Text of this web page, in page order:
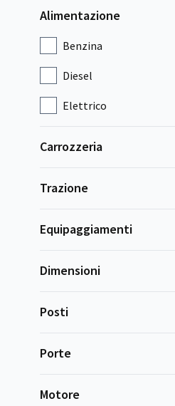
Alimentazione
Benzina
Diesel
Elettrico
Carrozzeria
Trazione
Equipaggiamenti
Dimensioni
Posti
Porte
Motore